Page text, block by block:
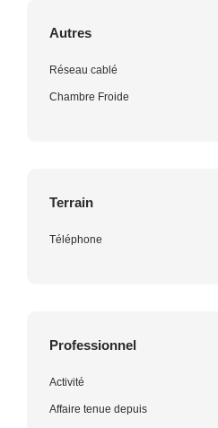
Autres
Réseau cablé
Chambre Froide
Terrain
Téléphone
Professionnel
Activité
Affaire tenue depuis